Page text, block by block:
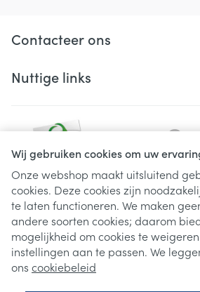
Wij gebruiken cookies om uw
Onze webshop maakt uitsluitend
cookies. Deze cookies zijn
te laten functioneren. We maken
andere soorten cookies; daarom
mogelijkheid om cookies te
instellingen aan te passen. We
ons cookiebeleid
Contacteer ons
Nuttige links
Juridische links